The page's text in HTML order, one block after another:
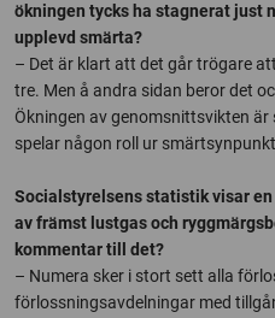
ökningen tycks ha stagnerat just
upplevd smärta?
– Det är klart att det går trögare
tre. Men å andra sidan beror det
Ökningen av genomsnittsvikten
spelar någon roll ur
Socialstyrelsens statistik visar
av främst lustgas och
kommentar till det?
– Numera sker i stort sett alla
förlossningsavdelningar med